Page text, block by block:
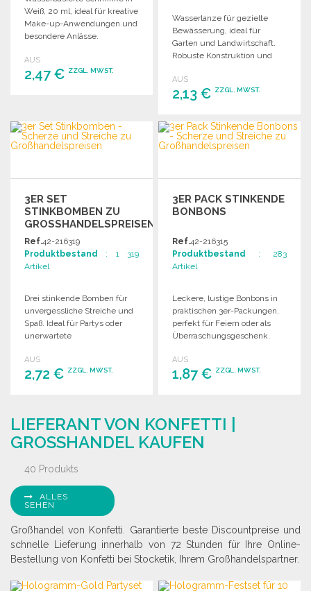
Weiß, 20 ml, ideal für kreative
Make-up-Anwendungen und
besondere Anlässe.
AUS
2,47 € ZZGL. MWST.
Angebot anfordern
Wasserlanze für gezielte
Bewässerung, ideal für
Garten und Landwirtschaft.
Robuste Konstruktion und
effizientes Arbeiten.
AUS
2,13 € ZZGL. MWST.
BESTELLEN
Angebot anfordern
3ER SET
STINKBOMBEN ZU
GROSSHANDELSPREISEN
Ref.42-216319
Produktbestand : 1 319
Artikel
Drei stinkende Bomben für
unvergessliche Streiche und
Spaß. Ideal für Partys oder
unerwartete
AUS
2,72 € ZZGL. MWST.
Angebot anfordern
3ER PACK STINKENDE
BONBONS
Ref.42-216315
Produktbestand : 283
Artikel
Leckere, lustige Bonbons in
praktischen 3er-Packungen,
perfekt für Feiern oder als
Überraschungsgeschenk.
AUS
1,87 € ZZGL. MWST.
Angebot anfordern
LIEFERANT VON KONFETTI |
GROSSHANDEL KAUFEN
40 Produkts
ALLES
SEHEN
Großhandel von Konfetti. Garantierte beste Discountpreise und
schnelle Lieferung innerhalb von 72 Stunden für Ihre Online-
Bestellung von Konfetti bei Stocketik, Ihrem Großhandelspartner.